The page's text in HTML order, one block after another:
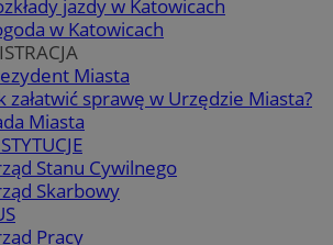
jazdy w Katowicach
w Katowicach
Miasta
załatwić sprawę w Urzędzie Miasta?
Miasta
Stanu Cywilnego
Skarbowy
Pracy